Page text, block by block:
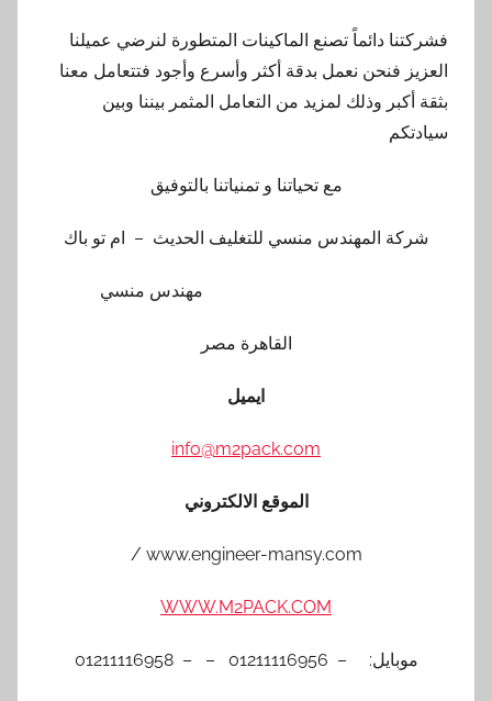
فشركتنا دائماً تصنع الماكينات المتطورة لنرضي عميلنا
العزيز فنحن نعمل بدقة أكثر وأسرع وأجود فتتعامل معنا
بثقة أكبر وذلك لمزيد من التعامل المثمر بيننا وبين
سيادتكم
مع تحياتنا و تمنياتنا بالتوفيق
شركة المهندس منسي للتغليف الحديث – ام تو باك
مهندس منسي
القاهرة مصر
ايميل
info@m2pack.com
الموقع الالكتروني
www.engineer-mansy.com /
WWW.M2PACK.COM
موبايل: – 01211116956 – – 01211116958